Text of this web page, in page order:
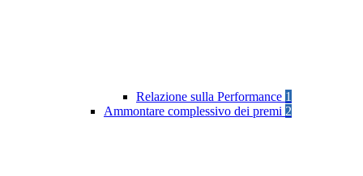
Relazione sulla Performance 1
Ammontare complessivo dei premi 2